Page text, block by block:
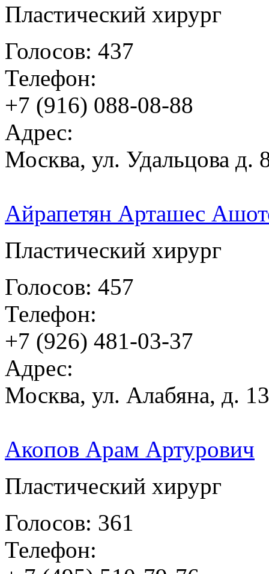
Пластический хирург
Голосов: 437
Телефон:
+7 (916) 088-08-88
Адрес:
Москва, ул. Удальцова д.
Айрапетян Арташес
Пластический хирург
Голосов: 457
Телефон:
+7 (926) 481-03-37
Адрес:
Москва, ул. Алабяна, д.
Акопов Арам Артурович
Пластический хирург
Голосов: 361
Телефон: